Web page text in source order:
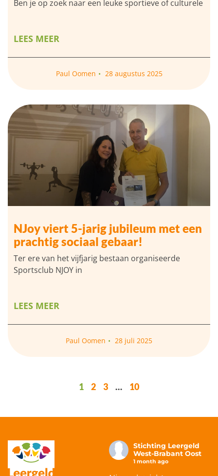
Ben je op zoek naar een leuke sportieve of culturele
LEES MEER
Paul Oomen 28 augustus 2025
NJoy viert 5-jarig jubileum met een
prachtig sociaal gebaar!
Ter ere van het vijfjarig bestaan organiseerde
Sportsclub NJOY in
LEES MEER
Paul Oomen 28 juli 2025
1 2 3 … 10
Stichting Leergeld
West-Brabant Oost
1 month ago